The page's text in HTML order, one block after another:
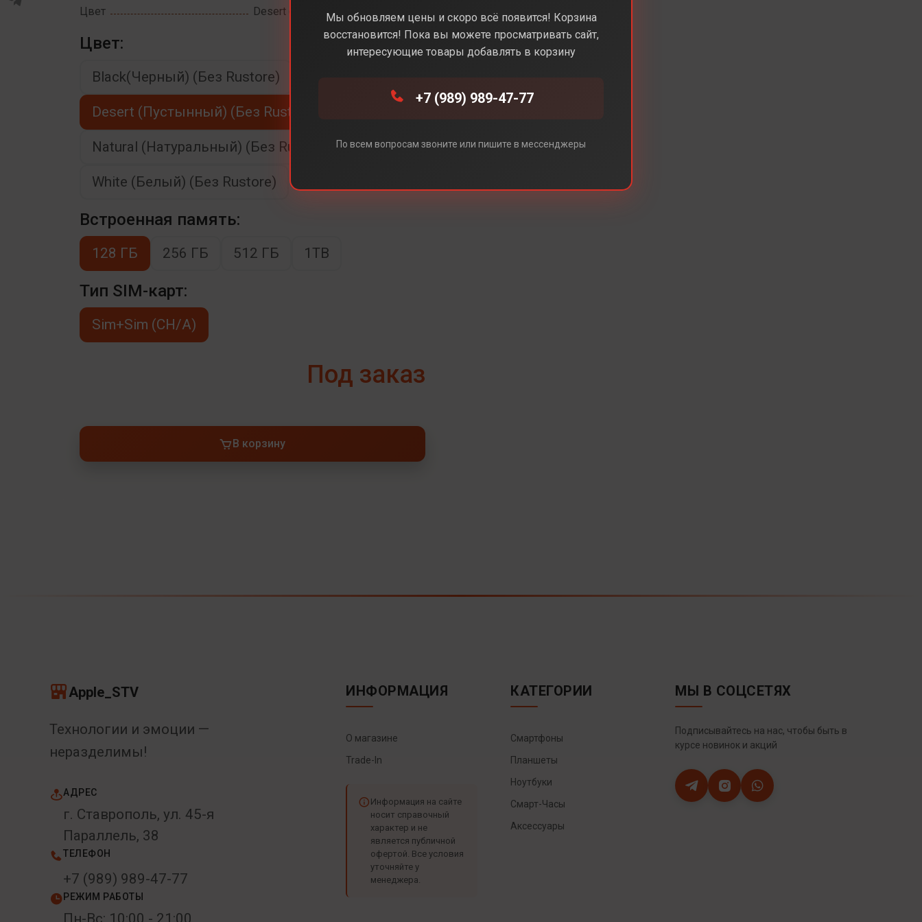
Цвет Desert (Пустынный) (Без Rustore)
Цвет:
Black(Черный) (Без Rustore)
Desert (Пустынный) (Без Rustore)
Natural (Натуральный) (Без Rustore)
White (Белый) (Без Rustore)
Встроенная память:
128 ГБ 256 ГБ 512 ГБ 1TB
Тип SIM-карт:
Sim+Sim (CH/A)
Под заказ
В корзину
Apple_STV
Технологии и эмоции —
неразделимы!
АДРЕС
г. Ставрополь, ул. 45-я
Параллель, 38
ТЕЛЕФОН
+7 (989) 989-47-77
РЕЖИМ РАБОТЫ
Пн-Вс: 10:00 - 21:00
ИНФОРМАЦИЯ
О магазине
Trade-In
Информация на сайте
носит справочный
характер и не
является публичной
офертой. Все условия
уточняйте у
менеджера.
КАТЕГОРИИ
Смартфоны
Планшеты
Ноутбуки
Смарт-Часы
Аксессуары
МЫ В СОЦСЕТЯХ
Подписывайтесь на нас, чтобы быть в
курсе новинок и акций
Мы обновляем цены и скоро всё появится! Корзина
восстановится! Пока вы можете просматривать сайт,
интересующие товары добавлять в корзину
+7 (989) 989-47-77
По всем вопросам звоните или пишите в мессенджеры